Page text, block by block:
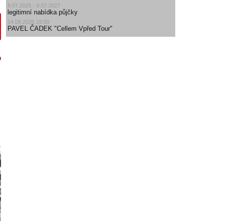
9.07.2026 - 9.07.2027
legitimní nabídka půjčky
14.08.2026 19:00
PAVEL ČADEK "Cellem Vpřed Tour"